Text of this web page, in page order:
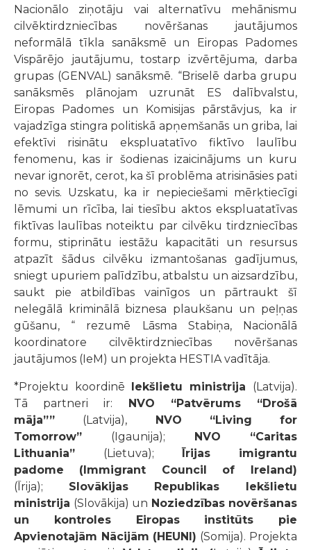
Nacionālo ziņotāju vai alternatīvu mehānismu
cilvēktirdzniecības novēršanas jautājumos
neformālā tīkla sanāksmē un Eiropas Padomes
Vispārējo jautājumu, tostarp izvērtējuma, darba
grupas (GENVAL) sanāksmē. “Briselē darba grupu
sanāksmēs plānojam uzrunāt ES dalībvalstu,
Eiropas Padomes un Komisijas pārstāvjus, ka ir
vajadzīga stingra politiskā apņemšanās un griba, lai
efektīvi risinātu ekspluatatīvo fiktīvo laulību
fenomenu, kas ir šodienas izaicinājums un kuru
nevar ignorēt, cerot, ka šī problēma atrisināsies pati
no sevis. Uzskatu, ka ir nepieciešami mērķtiecīgi
lēmumi un rīcība, lai tiesību aktos ekspluatatīvas
fiktīvas laulības noteiktu par cilvēku tirdzniecības
formu, stiprinātu iestāžu kapacitāti un resursus
atpazīt šādus cilvēku izmantošanas gadījumus,
sniegt upuriem palīdzību, atbalstu un aizsardzību,
saukt pie atbildības vainīgos un pārtraukt šī
nelegālā kriminālā biznesa plaukšanu un peļņas
gūšanu, “ rezumē Lāsma Stabiņa, Nacionālā
koordinatore cilvēktirdzniecības novēršanas
jautājumos (IeM) un projekta HESTIA vadītāja.
*Projektu koordinē Iekšlietu ministrija
(Latvija).
Tā partneri ir: NVO “Patvērums “Drošā
māja””
(Latvija),
NVO “Living for
Tomorrow”
(Igaunija); NVO “Caritas
Lithuania”
(Lietuva);
Īrijas imigrantu
padome
(Immigrant Council of Ireland)
(Īrija); Slovākijas Republikas Iekšlietu
ministrija (Slovākija) un Noziedzības novēršanas
un kontroles Eiropas institūts pie
Apvienotajām Nācijām (HEUNI) (Somija). Projekta